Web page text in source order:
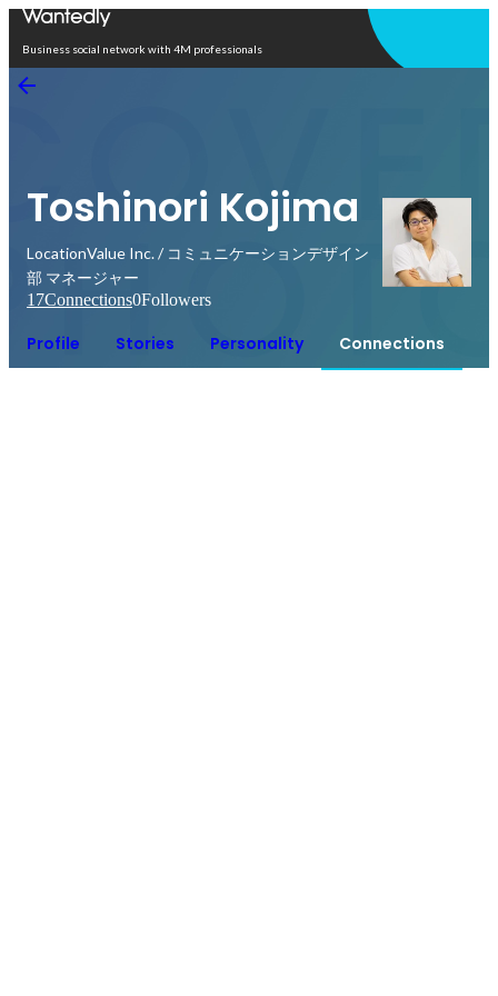
Business social network with 4M professionals
Toshinori Kojima
LocationValue Inc. / コミュニケーションデザイン
部 マネージャー
17Connections0Followers
Profile Stories Personality Connections